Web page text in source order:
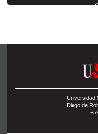
Universidad
Diego de